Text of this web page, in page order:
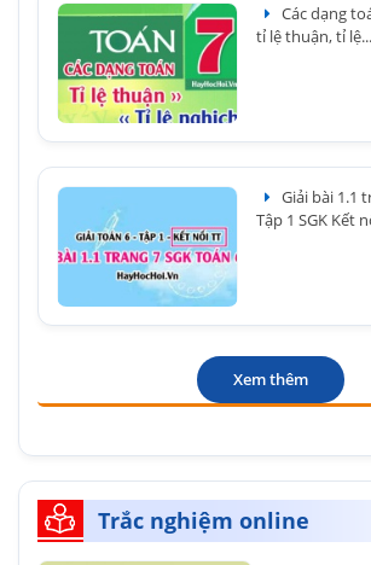
Các dạng
tỉ lệ thuận, tỉ lệ...
Giải bài 1.1
Tập 1 SGK Kết
Xem thêm
Trắc nghiệm online